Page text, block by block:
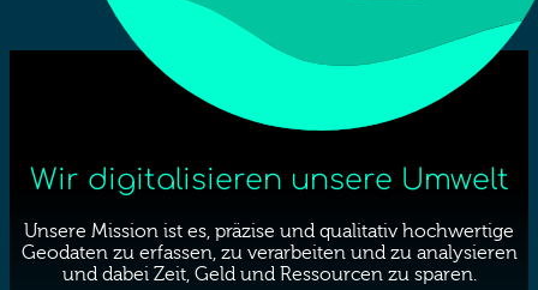
Wir digitalisieren unsere Umwelt
Unsere Mission ist es, präzise und qualitativ hochwertige
Geodaten zu erfassen, zu verarbeiten und zu analysieren
und dabei Zeit, Geld und Ressourcen zu sparen.